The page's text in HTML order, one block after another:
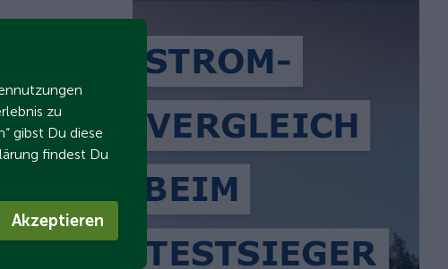
zu
gibst Du diese
findest Du
Akzeptieren